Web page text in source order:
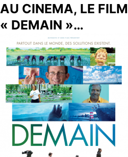
AU CINEMA, LE FILM
« DEMAIN »…